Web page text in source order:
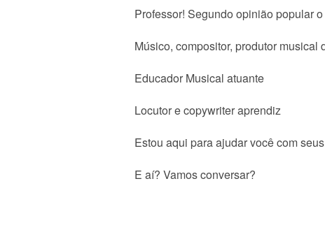
Professor! Segundo opinião popular
Músico, compositor, produtor musical
Educador Musical atuante
Locutor e copywriter aprendiz
Estou aqui para ajudar você com
E aí? Vamos conversar?